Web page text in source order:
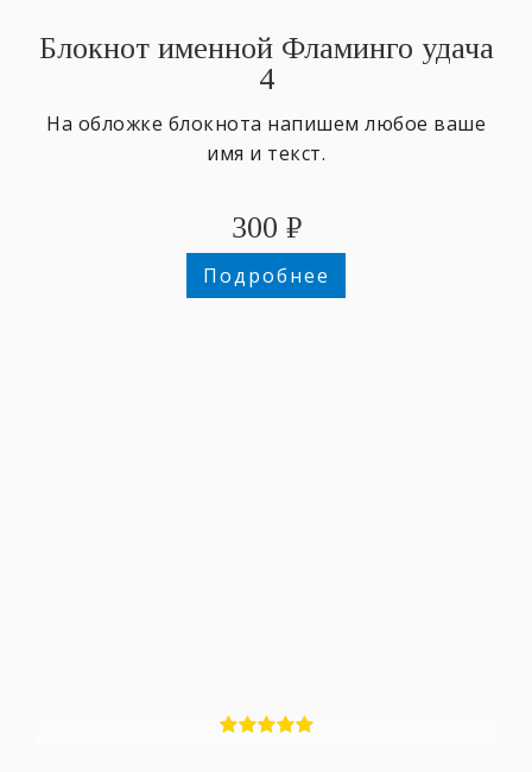
Блокнот именной Фламинго удача
4
На обложке блокнота напишем любое ваше
имя и текст.
300 ₽
Подробнее